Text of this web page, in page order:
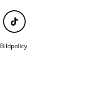
Bildpolicy